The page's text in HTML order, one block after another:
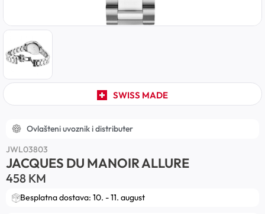
SWISS MADE
Ovlašteni uvoznik i distributer
JWL03803
JACQUES DU MANOIR ALLURE
458 KM
Besplatna dostava: 10. - 11. august